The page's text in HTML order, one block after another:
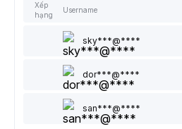
Xếp
hạng
Username
sky***@****
dor***@****
san***@****